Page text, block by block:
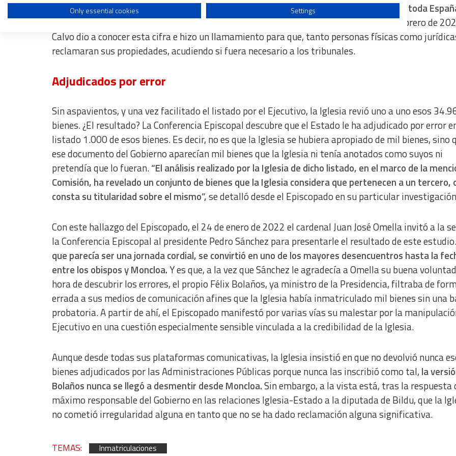
Para ello, encargó un informe con datos facilitados de los Registros de la Propiedad de toda
dieron cuenta de que la Iglesia registró entre 1998 y 2015 hasta 34.961 bienes.En febrero de
Calvo dio a conocer esta cifra e hizo un llamamiento para que, tanto personas físicas como
reclamaran sus propiedades, acudiendo si fuera necesario a los tribunales.
Adjudicados por error
Sin aspavientos, y una vez facilitado el listado por el Ejecutivo, la Iglesia revió uno a uno esos
bienes. ¿El resultado? La Conferencia Episcopal descubre que el Estado le ha adjudicado por error
listado 1.000 de esos bienes. Es decir, no es que la Iglesia se hubiera apropiado de mil bienes, sino
ese documento del Gobierno aparecían mil bienes que la Iglesia ni tenía anotados como suyos ni
pretendía que lo fueran.“El análisis realizado por la Iglesia de dicho listado, en el marco de la
Comisión, ha revelado un conjunto de bienes que la Iglesia considera que pertenecen a un tercero,
consta su titularidad sobre el mismo”,se detalló desde el Episcopado en su particular
Con este hallazgo del Episcopado, el 24 de enero de 2022 el cardenal Juan José Omella invitó a la
la Conferencia Episcopal al presidente Pedro Sánchez para presentarle el resultado de este estudio.
que parecía ser una jornada cordial, se convirtió en uno de los mayores desencuentros hasta la
entre los obispos y Moncloa.Y es que, a la vez que Sánchez le agradecía a Omella su buena
hora de descubrir los errores, el propio Félix Bolaños, ya ministro de la Presidencia, filtraba de
errada a sus medios de comunicación afines que la Iglesia había inmatriculado mil bienes sin una
probatoria. A partir de ahí, el Episcopado manifestó por varias vías su malestar por la
Ejecutivo en una cuestión especialmente sensible vinculada a la credibilidad de la Iglesia.
Aunque desde todas sus plataformas comunicativas, la Iglesia insistió en que no devolvió nunca
bienes adjudicados por las Administraciones Públicas porque nunca las inscribió como tal, la
Bolaños nunca se llegó a desmentir desde Moncloa.Sin embargo, a la vista está, tras la respuesta
máximo responsable del Gobierno en las relaciones Iglesia-Estado a la diputada de Bildu, que la
no cometió irregularidad alguna en tanto que no se ha dado reclamación alguna significativa.
TEMAS: Inmatriculaciones
Use profiles to select personalised content
Measure advertising performance
Measure content performance
Use limited data to select content
Use precise geolocation data
Identify devices based on information actively requested
Non-IAB processing purposes:
Only essential cookies
Settings